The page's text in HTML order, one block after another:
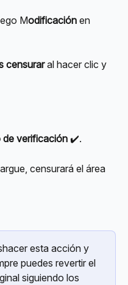
Modificación en
censurar al hacer clic y
de verificación ✔️.
censurará el área
esta acción y
puedes revertir el
siguiendo los